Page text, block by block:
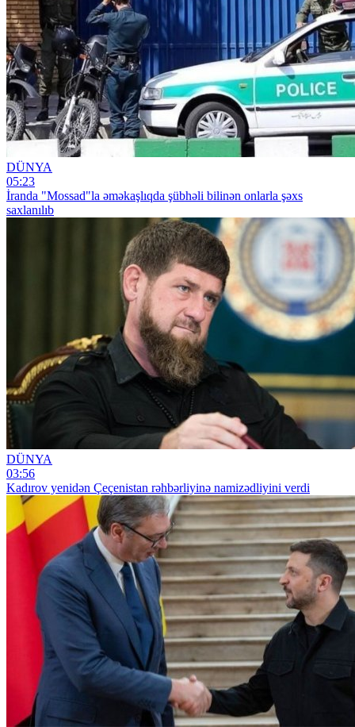
DÜNYA
05:23
İranda "Mossad"la əməkaşlıqda şübhəli bilinən onlarla şəxs
saxlanılıb
DÜNYA
03:56
Kadırov yenidən Çeçenistan rəhbərliyinə namizədliyini verdi